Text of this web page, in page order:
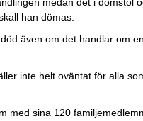
medan det i domstol
han dömas.
även om det handlar om
inte helt oväntat för alla
med sina 120